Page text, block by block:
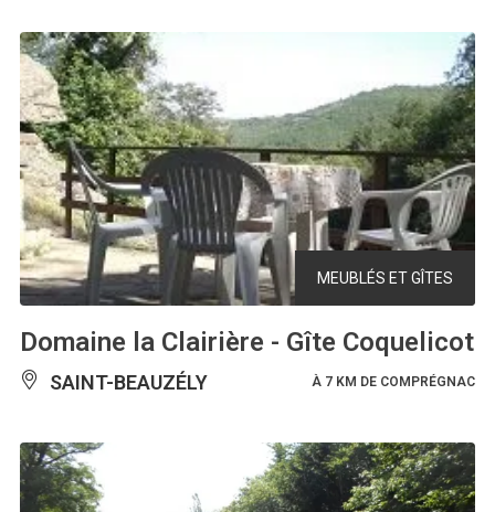
MEUBLÉS ET GÎTES
Domaine la Clairière - Gîte Coquelicot
SAINT-BEAUZÉLY À 7 KM DE COMPRÉGNAC